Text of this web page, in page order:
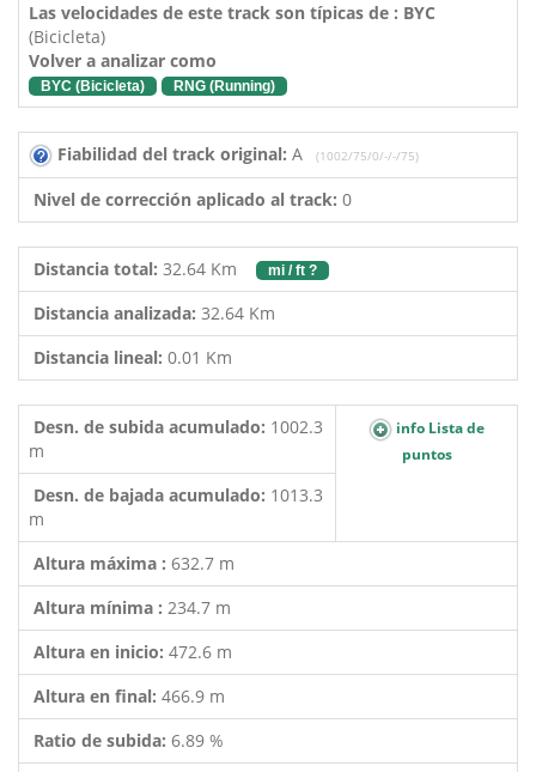
Las velocidades de este track son típicas de : BYC
(Bicicleta)
Volver a analizar como
BYC (Bicicleta) RNG (Running)
Fiabilidad del track original: A (1002/75/0/-/-/75)
Nivel de corrección aplicado al track: 0
Distancia total: 32.64 Km mi / ft ?
Distancia analizada: 32.64 Km
Distancia lineal: 0.01 Km
Desn. de subida acumulado: 1002.3
m
info Lista de
puntos
Desn. de bajada acumulado: 1013.3
m
Altura máxima : 632.7 m
Altura mínima : 234.7 m
Altura en inicio: 472.6 m
Altura en final: 466.9 m
Ratio de subida: 6.89 %